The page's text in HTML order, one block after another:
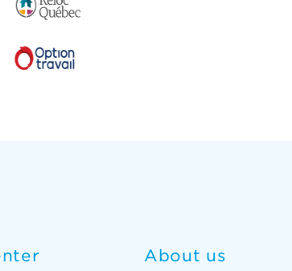
About us